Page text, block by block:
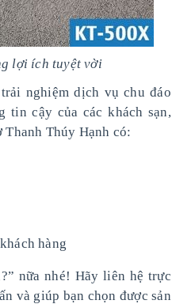
lợi ích tuyệt vời
nghiệm dịch vụ chu đáo
tin cậy của các khách sạn,
Thanh Thúy Hạnh có:
hàng
nữa nhé! Hãy liên hệ trực
và giúp bạn chọn được sản